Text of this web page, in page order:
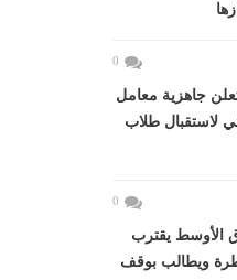
0
جاهزية معامل
لاستقبال طلاب
0
الأوسط يقترب
ويطالب بوقف